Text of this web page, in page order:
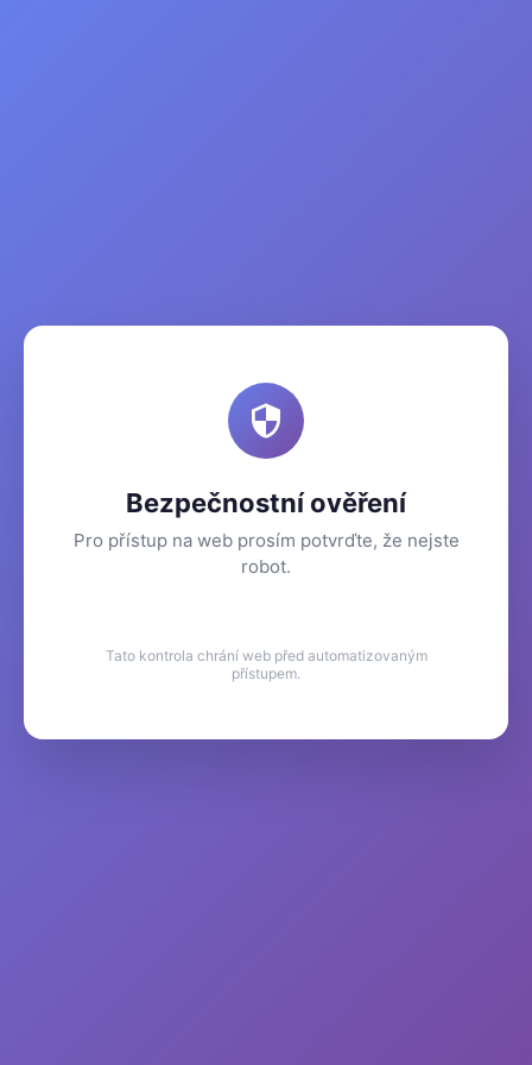
Bezpečnostní ověření
Pro přístup na web prosím potvrďte, že nejste
robot.
Tato kontrola chrání web před automatizovaným
přístupem.